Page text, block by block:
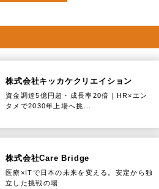
株式会社キッカケクリエイション
資金調達5億円超・成長率20倍｜HR×エン
タメで2030年上場へ挑...
株式会社Care Bridge
医療×ITで日本の未来を変える。安定から独
立した挑戦の場